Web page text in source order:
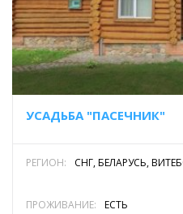
УСАДЬБА "ПАСЕЧНИК"
РЕГИОН: СНГ, БЕЛАРУСЬ,
ПРОЖИВАНИЕ:
ЕСТЬ